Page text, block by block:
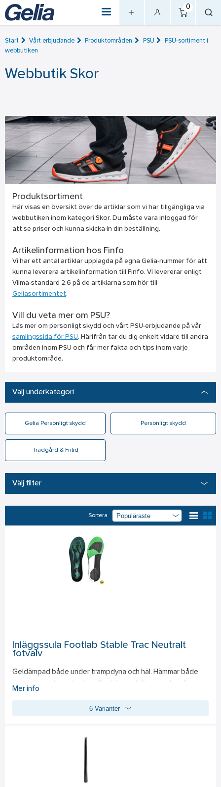
0
Start Vårt erbjudande Produktområden PSU
PSU-sortiment i
webbutiken
Webbutik Skor
Produktsortiment
Här visas en översikt över de artiklar som vi har tillgängliga via
webbutiken inom kategori Skor. Du måste vara inloggad för
att se priser och kunna skicka in din beställning.
Artikelinformation hos Finfo
Vi har ett antal artiklar upplagda på egna Gelia-nummer för att
kunna leverera artikelinformation till Finfo. Vi levererar enligt
Vilma-standard 2.6 på de artiklarna som hör till
Geliasortimentet.
Vill du veta mer om PSU?
Läs mer om personligt skydd och vårt PSU-erbjudande på vår
samlingssida för PSU. Härifrån tar du dig enkelt vidare till andra
områden inom PSU och får mer fakta och tips inom varje
produktområde.
Välj underkategori
Gelia Personligt skydd Personligt skydd
Trädgård & Fritid
Välj filter
Sortera
Inläggssula Footlab Stable Trac Neutralt
fotvalv
Geldämpad både under trampdyna och häl. Hämmar både
pronation och supination. Ger hög stabilitet och komfort.
PU-skum. Passar neutrala fotvalv. skålad häldel.
Mer info
6 Varianter